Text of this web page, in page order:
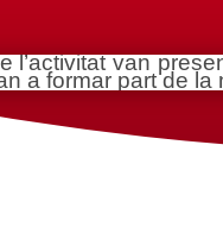
l’activitat van
a formar part de la